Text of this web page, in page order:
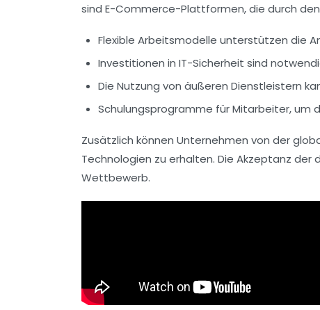
sind E-Commerce-Plattformen, die durch
Flexible Arbeitsmodelle unterstützen die
Investitionen in IT-Sicherheit sind
Die Nutzung von äußeren Dienstleistern
Schulungsprogramme für Mitarbeiter, um
Zusätzlich können Unternehmen von der
Technologien zu erhalten. Die Akzeptanz der
Wettbewerb.